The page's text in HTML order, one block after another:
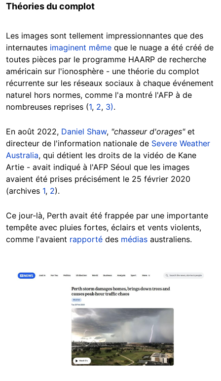
Théories du complot
Les images sont tellement impressionnantes que des
internautes imaginent même que le nuage a été créé de
toutes pièces par le programme HAARP de recherche
américain sur l'ionosphère - une théorie du complot
récurrente sur les réseaux sociaux à chaque événement
naturel hors normes, comme l'a montré l'AFP à de
nombreuses reprises (1, 2, 3).
En août 2022, Daniel Shaw, "chasseur d'orages"et
directeur de l'information nationale de Severe Weather
Australia, qui détient les droits de la vidéo de Kane
Artie - avait indiqué à l'AFP Séoul que les images
avaient été prises précisément le 25 février 2020
(archives 1, 2).
Ce jour-là, Perth avait été frappée par une importante
tempête avec pluies fortes, éclairs et vents violents,
comme l'avaient rapporté des médias australiens.
Image